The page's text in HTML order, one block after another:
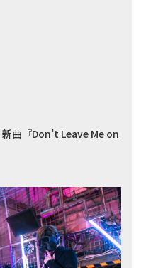
曲『Don’t Leave Me on